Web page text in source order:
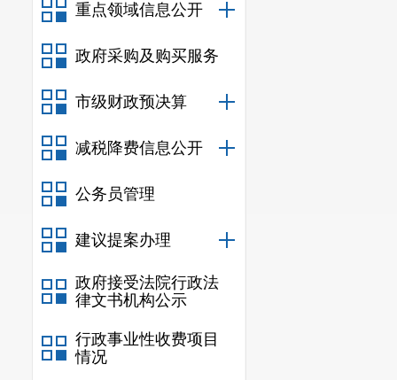
重点领域信息公开
政府采购及购买服务
市级财政预决算
减税降费信息公开
公务员管理
建议提案办理
政府接受法院行政法
律文书机构公示
行政事业性收费项目
情况